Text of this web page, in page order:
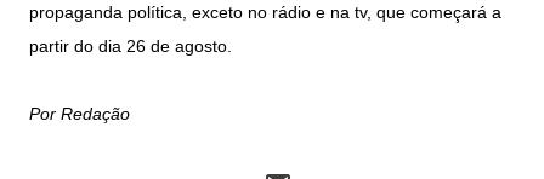
propaganda política, exceto no rádio e na tv, que começará a
partir do dia 26 de agosto.
Por Redação